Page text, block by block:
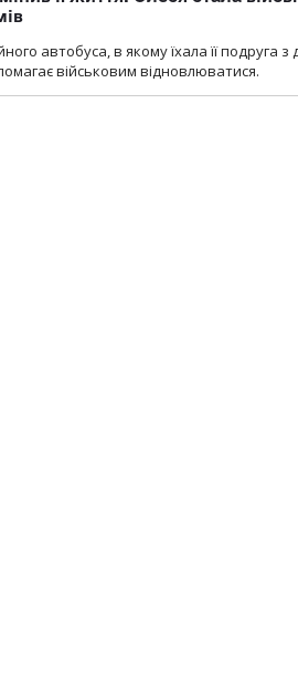
автобуса, в якому їхала її подруга
військовим відновлюватися.